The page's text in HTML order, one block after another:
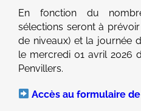
En fonction du
sélections seront à
de niveaux) et la journée
le mercredi 01 avril 2026
Penvillers.
Accès au formulaire